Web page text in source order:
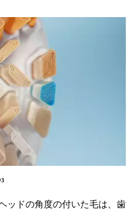
ッドの角度の付いた毛は、歯